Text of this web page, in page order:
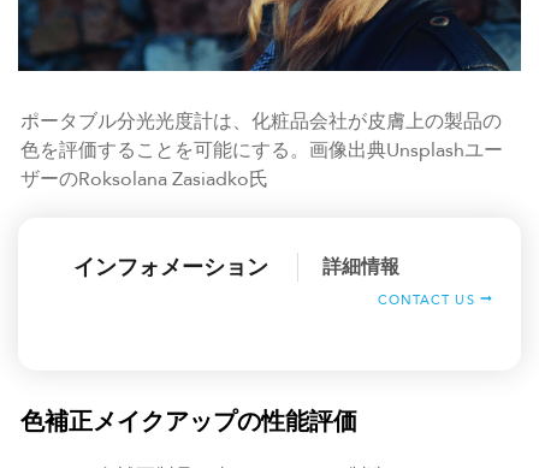
ポータブル分光光度計は、化粧品会社が皮膚上の製品の
色を評価することを可能にする。画像出典Unsplashユー
ザーのRoksolana Zasiadko氏
インフォメーション 詳細情報
CONTACT US
色補正メイクアップの性能評価